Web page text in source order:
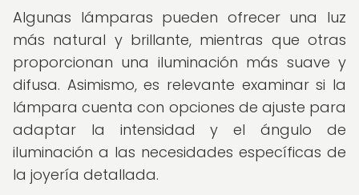
Algunas lámparas pueden ofrecer una luz
más natural y brillante, mientras que otras
proporcionan una iluminación más suave y
difusa. Asimismo, es relevante examinar si la
lámpara cuenta con opciones de ajuste para
adaptar la intensidad y el ángulo de
iluminación a las necesidades específicas de
la joyería detallada.